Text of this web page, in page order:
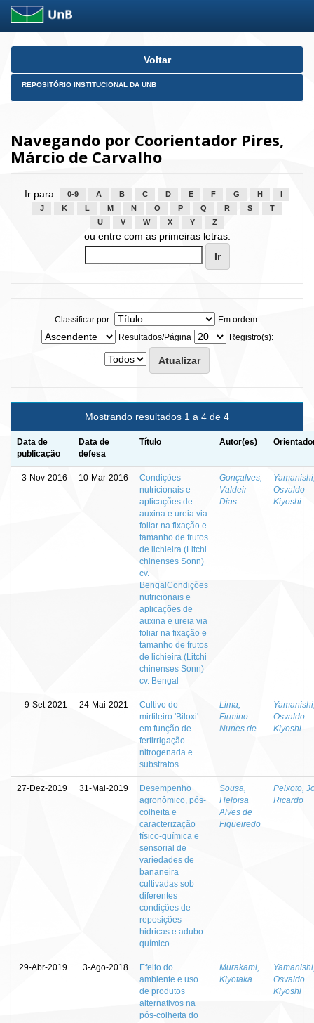
Skip
Voltar
REPOSITÓRIO INSTITUCIONAL DA UNB
Navegando por Coorientador Pires,
Márcio de Carvalho
Ir para: 0-9 A B C D E F G H
J
K L M N O P Q R S
T
U
V W X Y Z
ou entre com as primeiras letras:
Classificar por:
Em ordem:
Resultados/Página
Registro(s):
Mostrando resultados 1 a 4 de 4
Data de
publicação
Data de
defesa
Título Autor(es)
3-Nov-2016 10-Mar-2016
Condições
nutricionais e
aplicações de
auxina e ureia via
foliar na fixação e
tamanho de frutos
de lichieira (Litchi
chinenses Sonn)
cv.
BengalCondições
nutricionais e
aplicações de
auxina e ureia via
foliar na fixação e
tamanho de frutos
de lichieira (Litchi
chinenses Sonn)
cv. Bengal
Gonçalves,
Valdeir
Dias
Osvaldo
Kiyoshi
9-Set-2021 24-Mai-2021
Cultivo do
mirtileiro 'Biloxi'
em função de
fertirrigação
nitrogenada e
substratos
Lima,
Firmino
Nunes de
Osvaldo
Kiyoshi
27-Dez-2019 31-Mai-2019
Desempenho
agronômico, pós-
colheita e
caracterização
físico-química e
sensorial de
variedades de
bananeira
cultivadas sob
diferentes
condições de
reposições
hidricas e adubo
químico
Sousa,
Heloisa
Alves de
Figueiredo
Peixoto,
Ricardo
29-Abr-2019 3-Ago-2018
Efeito do
ambiente e uso
de produtos
alternativos na
pós-colheita do
Murakami,
Kiyotaka
Osvaldo
Kiyoshi